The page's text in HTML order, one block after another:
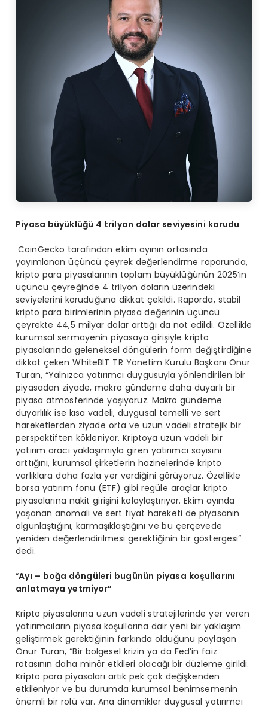
Piyasa büyüklüğü 4 trilyon dolar seviyesini korudu
CoinGecko tarafından ekim ayının ortasında
yayımlanan üçüncü çeyrek değerlendirme raporunda,
kripto para piyasalarının toplam büyüklüğünün 2025’in
üçüncü çeyreğinde 4 trilyon doların üzerindeki
seviyelerini koruduğuna dikkat çekildi. Raporda, stabil
kripto para birimlerinin piyasa değerinin üçüncü
çeyrekte 44,5 milyar dolar arttığı da not edildi. Özellikle
kurumsal sermayenin piyasaya girişiyle kripto
piyasalarında geleneksel döngülerin form değiştirdiğine
dikkat çeken WhiteBIT TR Yönetim Kurulu Başkanı Onur
Turan, “Yalnızca yatırımcı duygusuyla yönlendirilen bir
piyasadan ziyade, makro gündeme daha duyarlı bir
piyasa atmosferinde yaşıyoruz. Makro gündeme
duyarlılık ise kısa vadeli, duygusal temelli ve sert
hareketlerden ziyade orta ve uzun vadeli stratejik bir
perspektiften kökleniyor. Kriptoya uzun vadeli bir
yatırım aracı yaklaşımıyla giren yatırımcı sayısını
arttığını, kurumsal şirketlerin hazinelerinde kripto
varlıklara daha fazla yer verdiğini görüyoruz. Özellikle
borsa yatırım fonu (ETF) gibi regüle araçlar kripto
piyasalarına nakit girişini kolaylaştırıyor. Ekim ayında
yaşanan anomali ve sert fiyat hareketi de piyasanın
olgunlaştığını, karmaşıklaştığını ve bu çerçevede
yeniden değerlendirilmesi gerektiğinin bir göstergesi”
dedi.
“Ayı – boğa döngüleri bugünün piyasa koşullarını
anlatmaya yetmiyor”
Kripto piyasalarına uzun vadeli stratejilerinde yer veren
yatırımcıların piyasa koşullarına dair yeni bir yaklaşım
geliştirmek gerektiğinin farkında olduğunu paylaşan
Onur Turan, “Bir bölgesel krizin ya da Fed’in faiz
rotasının daha minör etkileri olacağı bir düzleme girildi.
Kripto para piyasaları artık pek çok değişkenden
etkileniyor ve bu durumda kurumsal benimsemenin
önemli bir rolü var. Ana dinamikler duygusal yatırımcı